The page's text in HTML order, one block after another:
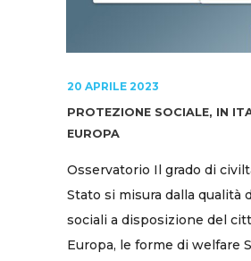
20 APRILE 2023
PROTEZIONE SOCIALE, IN
EUROPA
Osservatorio Il grado di
Stato si misura dalla qualità
sociali a disposizione del
Europa, le forme di welfare